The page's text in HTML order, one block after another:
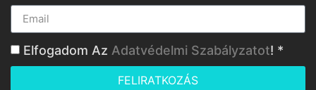
Elfogadom Az Adatvédelmi Szabályzatot! *
FELIRATKOZÁS